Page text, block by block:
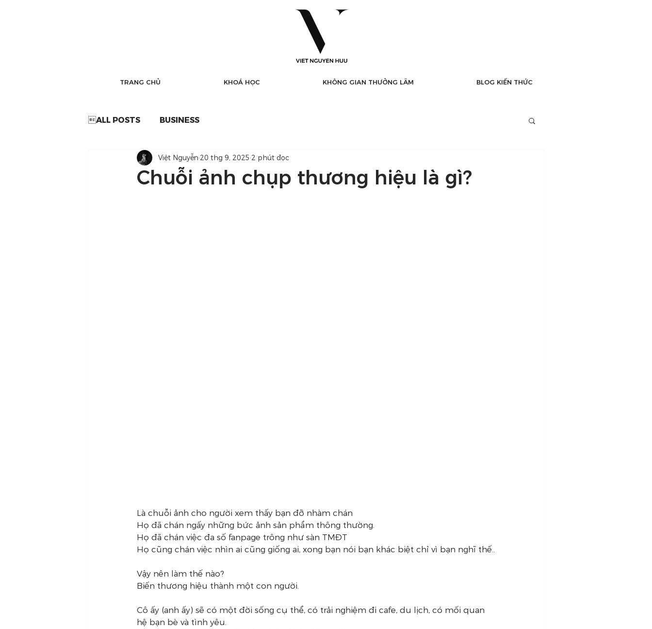
TRANG CHỦ KHOÁ HỌC KHÔNG GIAN THƯỞNG LÃM BLOG KIẾN THỨC
ALL POSTS BUSINESS
Chuỗi ảnh chụp thương hiệu là gì?
Việt Nguyễn 20 thg 9, 2025 2 phút đọc
Là chuỗi ảnh cho người xem thấy bạn đỡ nhàm chán
Họ đã chán ngấy những bức ảnh sản phẩm thông thường.
Họ đã chán việc đa số fanpage trông như sàn TMĐT
Họ cũng chán việc nhìn ai cũng giống ai, xong bạn nói bạn khác biệt chỉ vì bạn nghĩ thế..
Vậy nên làm thế nào?
Biến thương hiệu thành một con người.
Cô ấy (anh ấy) sẽ có một đời sống cụ thể, có trải nghiệm đi cafe, du lịch, có mối quan
hệ bạn bè và tình yêu.